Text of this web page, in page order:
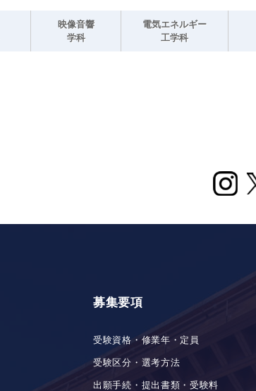
映像音響
学科
電気エネルギー
工学科
募集要項
受験資格・修業年・定員
受験区分・選考方法
出願手続・提出書類・受験料